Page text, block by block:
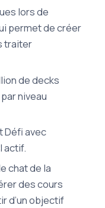
lors de
permet de créer
traiter
de decks
niveau
Défi avec
actif.
chat de la
des cours
d’un objectif